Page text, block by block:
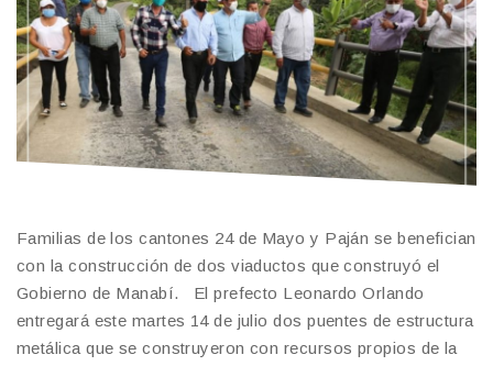
Familias de los cantones 24 de Mayo y Paján se benefician
con la construcción de dos viaductos que construyó el
Gobierno de Manabí. El prefecto Leonardo Orlando
entregará este martes 14 de julio dos puentes de estructura
metálica que se construyeron con recursos propios de la